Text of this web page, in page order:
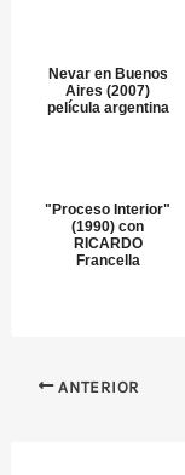
Nevar en Buenos
Aires (2007)
película argentina
"Proceso Interior"
(1990) con
RICARDO
Francella
ANTERIOR